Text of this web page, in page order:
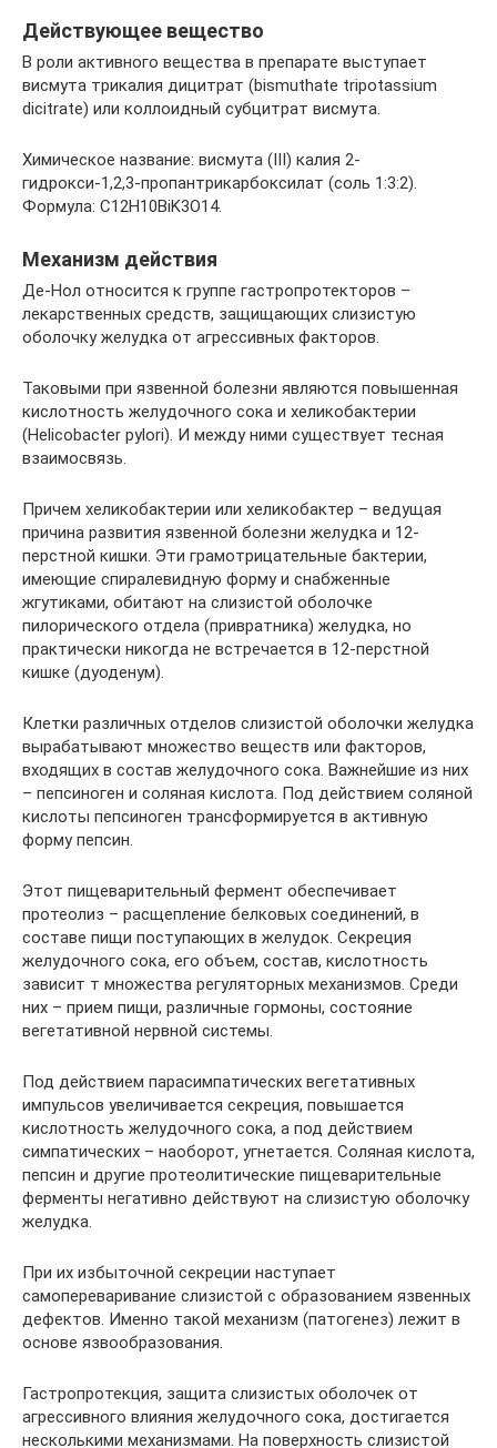
Действующее вещество
В роли активного вещества в препарате выступает
висмута трикалия дицитрат (bismuthate tripotassium
dicitrate) или коллоидный субцитрат висмута.
Химическое название: висмута (III) калия 2-
гидрокси-1,2,3-пропантрикарбоксилат (соль 1:3:2).
Формула: C12H10BiK3O14.
Механизм действия
Де-Нол относится к группе гастропротекторов –
лекарственных средств, защищающих слизистую
оболочку желудка от агрессивных факторов.
Таковыми при язвенной болезни являются повышенная
кислотность желудочного сока и хеликобактерии
(Helicobacter pylori). И между ними существует тесная
взаимосвязь.
Причем хеликобактерии или хеликобактер – ведущая
причина развития язвенной болезни желудка и 12-
перстной кишки. Эти грамотрицательные бактерии,
имеющие спиралевидную форму и снабженные
жгутиками, обитают на слизистой оболочке
пилорического отдела (привратника) желудка, но
практически никогда не встречается в 12-перстной
кишке (дуоденум).
Клетки различных отделов слизистой оболочки желудка
вырабатывают множество веществ или факторов,
входящих в состав желудочного сока. Важнейшие из них
– пепсиноген и соляная кислота. Под действием соляной
кислоты пепсиноген трансформируется в активную
форму пепсин.
Этот пищеварительный фермент обеспечивает
протеолиз – расщепление белковых соединений, в
составе пищи поступающих в желудок. Секреция
желудочного сока, его объем, состав, кислотность
зависит т множества регуляторных механизмов. Среди
них – прием пищи, различные гормоны, состояние
вегетативной нервной системы.
Под действием парасимпатических вегетативных
импульсов увеличивается секреция, повышается
кислотность желудочного сока, а под действием
симпатических – наоборот, угнетается. Соляная кислота,
пепсин и другие протеолитические пищеварительные
ферменты негативно действуют на слизистую оболочку
желудка.
При их избыточной секреции наступает
самопереваривание слизистой с образованием язвенных
дефектов. Именно такой механизм (патогенез) лежит в
основе язвообразования.
Гастропротекция, защита слизистых оболочек от
агрессивного влияния желудочного сока, достигается
несколькими механизмами. На поверхность слизистой